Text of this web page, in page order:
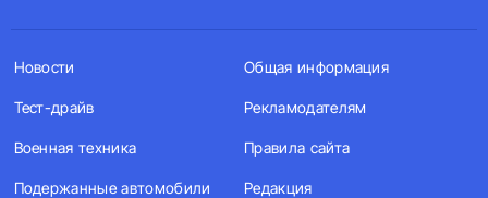
Новости
Тест-драйв
Военная техника
Подержанные автомобили
Общая информация
Рекламодателям
Правила сайта
Редакция